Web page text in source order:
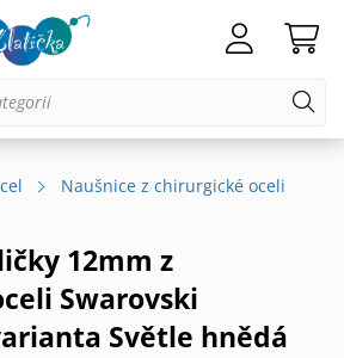
Naušnice z chirurgické oceli
Swarovski
Světle hnědá